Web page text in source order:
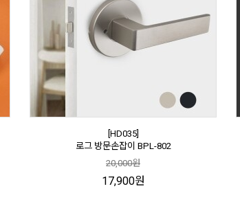
[HD035]
로그 방문손잡이 BPL-802
20,000원
17,900원